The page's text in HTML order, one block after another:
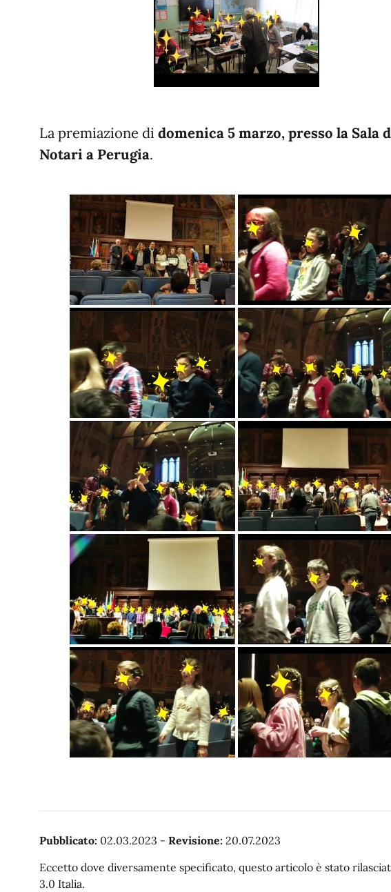
La premiazione di domenica 5 marzo, presso la Sala
Notari a Perugia.
Pubblicato: 02.03.2023 - Revisione: 20.07.2023
Eccetto dove diversamente specificato, questo articolo è stato
3.0 Italia.